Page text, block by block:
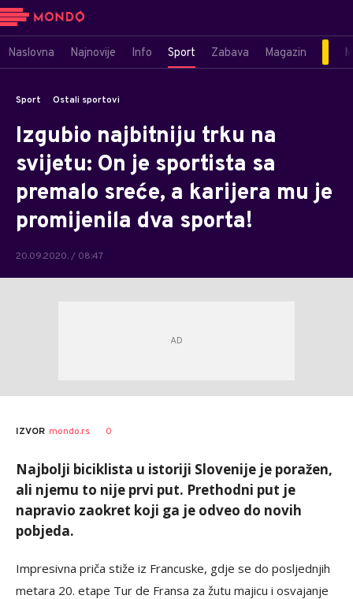
Naslovna Najnovije Info Sport Zabava Magazin
Sport Ostali sportovi
Izgubio najbitniju trku na
svijetu: On je sportista sa
premalo sreće, a karijera mu je
promijenila dva sporta!
20.09.2020. / 08:47
IZVOR mondo.rs 0
Najbolji biciklista u istoriji Slovenije je poražen,
ali njemu to nije prvi put. Prethodni put je
napravio zaokret koji ga je odveo do novih
pobjeda.
Impresivna priča stiže iz Francuske, gdje se do posljednjih
metara 20. etape Tur de Fransa za žutu majicu i osvajanje